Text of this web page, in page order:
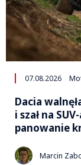
07.08.2026
Dacia
i szał na
panowanie
Marcin